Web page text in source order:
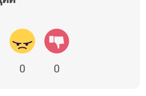
0 0